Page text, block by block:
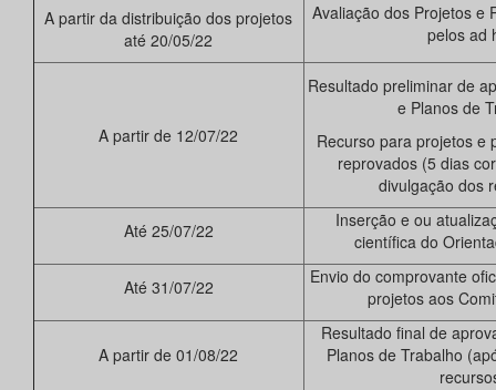
A partir da distribuição dos projetos
até 20/05/22
Avaliação dos Projetos e
pelos ad
A partir de 12/07/22
Resultado preliminar de
e Planos de
Recurso para projetos e
reprovados (5 dias
divulgação dos
Até 25/07/22
Inserção e ou
científica do
Até 31/07/22
Envio do comprovante
projetos aos
A partir de 01/08/22
Resultado final de
Planos de Trabalho